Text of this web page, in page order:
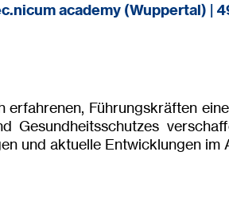
academy (Wuppertal) |
erfahrenen, Führungskräften
und aktuelle Entwicklungen im